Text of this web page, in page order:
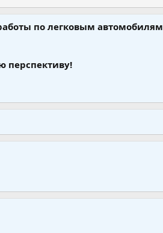
по легковым автомобилям
перспективу!